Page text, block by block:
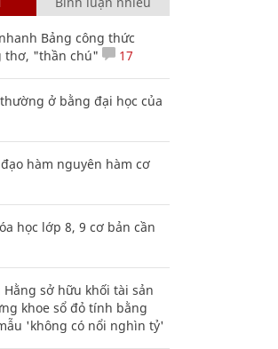
Bảng công thức
thơ, "thần chú"
17
ở bằng đại học của
hàm nguyên hàm cơ
học lớp 8, 9 cơ bản cần
sở hữu khối tài sản
khoe sổ đỏ tính bằng
'không có nổi nghìn tỷ'